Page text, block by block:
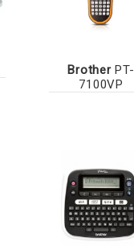
BrotherPT-
7100VP